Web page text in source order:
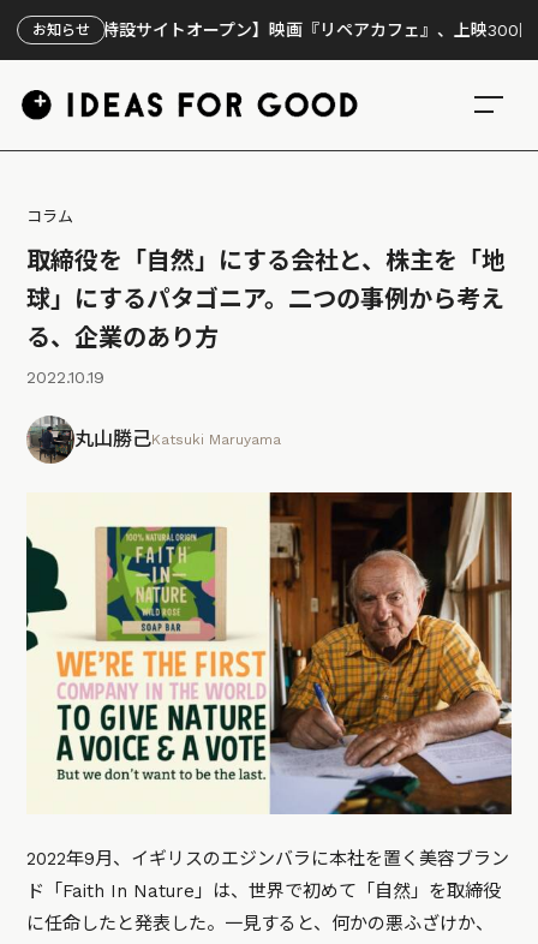
お知らせ
【特設サイトオープン】映画『リペアカフェ』、上映300回の先で見
コラム
取締役を「自然」にする会社と、株主を「地
球」にするパタゴニア。二つの事例から考え
る、企業のあり方
2022.10.19
丸山勝己Katsuki Maruyama
2022年9月、イギリスのエジンバラに本社を置く美容ブラン
ド「Faith In Nature」は、世界で初めて「自然」を取締役
に任命したと発表した。一見すると、何かの悪ふざけか、